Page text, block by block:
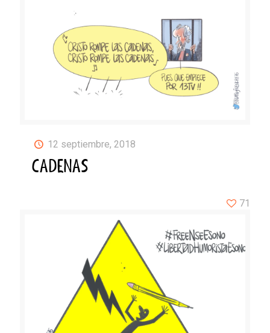
12 septiembre, 2018
CADENAS
71